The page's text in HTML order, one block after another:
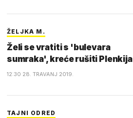
ŽELJKA M.
Želi se vratiti s 'bulevara
sumraka', kreće rušiti Plenkija
12:30 28. TRAVANJ 2019.
TAJNI ODRED